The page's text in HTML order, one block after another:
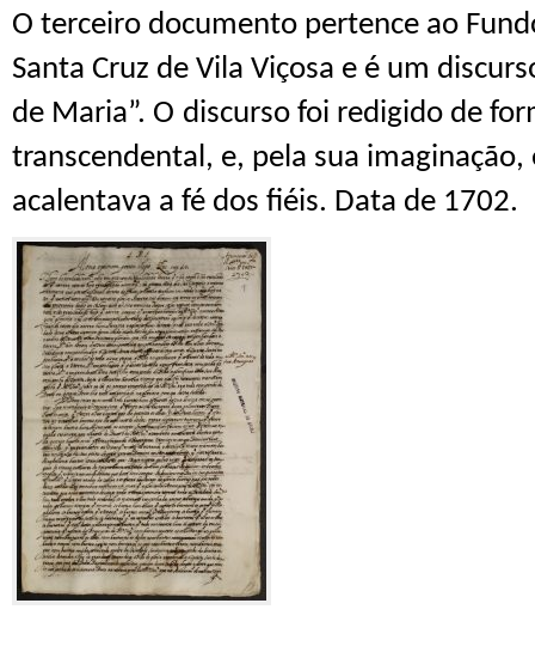
O terceiro documento pertence ao
Santa Cruz de Vila Viçosa e é um dis
de Maria”. O discurso foi redigido de
transcendental, e, pela sua imaginação,
acalentava a fé dos fiéis. Data de 1702.